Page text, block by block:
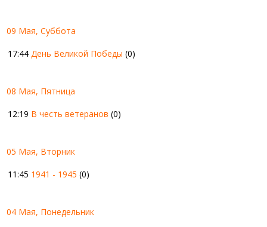
09 Мая, Суббота
17:44 День Великой Победы (0)
08 Мая, Пятница
12:19 В честь ветеранов (0)
05 Мая, Вторник
11:45 1941 - 1945 (0)
04 Мая, Понедельник